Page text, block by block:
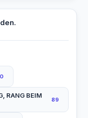
RANG BEIM
89